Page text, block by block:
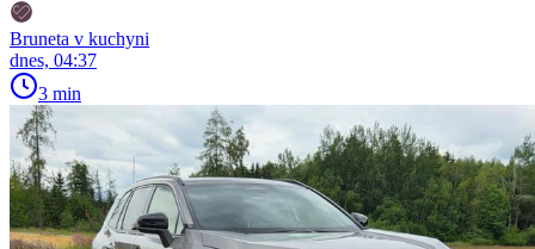
Bruneta v kuchyni
dnes, 04:37
3 min